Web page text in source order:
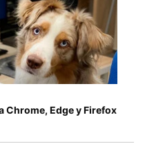
Chrome, Edge y Firefox